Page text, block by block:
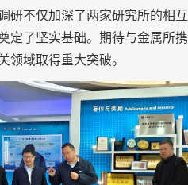
研不仅加深了两家研究所的相互
定了坚实基础。期待与金属所携
领域取得重大突破。